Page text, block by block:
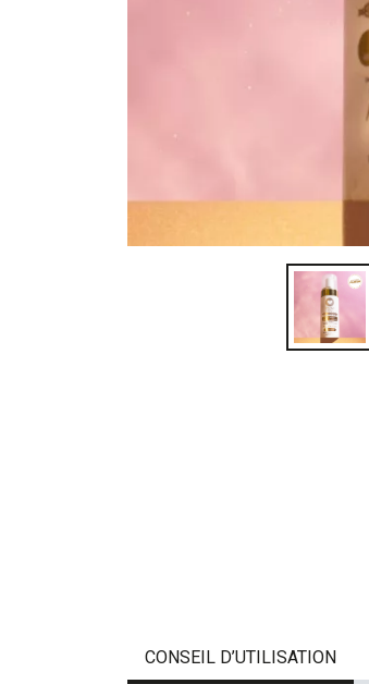
CONSEIL D’UTILISATION